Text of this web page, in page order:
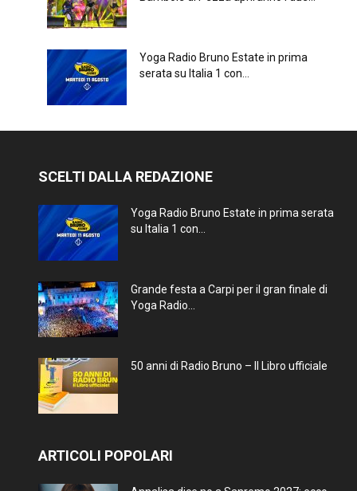
Yoga Radio Bruno Estate in prima
serata su Italia 1 con...
SCELTI DALLA REDAZIONE
Yoga Radio Bruno Estate in prima serata
su Italia 1 con...
Grande festa a Carpi per il gran finale di
Yoga Radio...
50 anni di Radio Bruno – Il Libro ufficiale
ARTICOLI POPOLARI